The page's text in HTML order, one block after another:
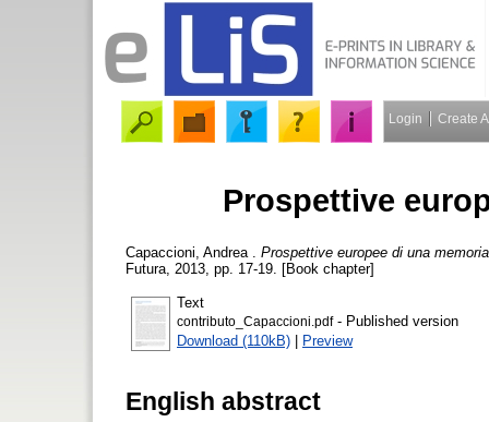
Login Create
Prospettive
Capaccioni, Andrea
Prospettive europee di una
Futura, 2013, pp. 17-19. [Book chapter]
Text
contributo_Capaccioni.pdf- Published version
Download (110kB) | Preview
English abstract